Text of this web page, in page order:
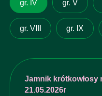
gr. IV gr. V
gr. VIII gr. IX
Jamnik krótkowłosy
21.05.2026r